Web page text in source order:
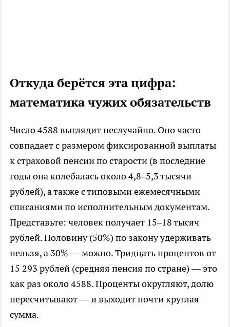
Откуда берётся эта цифра:
математика чужих обязательств
Число 4588 выглядит неслучайно. Оно часто
совпадает с размером фиксированной выплаты
к страховой пенсии по старости (в последние
годы она колебалась около 4,8–5,3 тысячи
рублей), а также с типовыми ежемесячными
списаниями по исполнительным документам.
Представьте: человек получает 15–18 тысяч
рублей. Половину (50%) по закону удерживать
нельзя, а 30% — можно. Тридцать процентов от
15 293 рублей (средняя пенсия по стране) — это
как раз около 4588. Проценты округляют, долю
пересчитывают — и выходит почти круглая
сумма.